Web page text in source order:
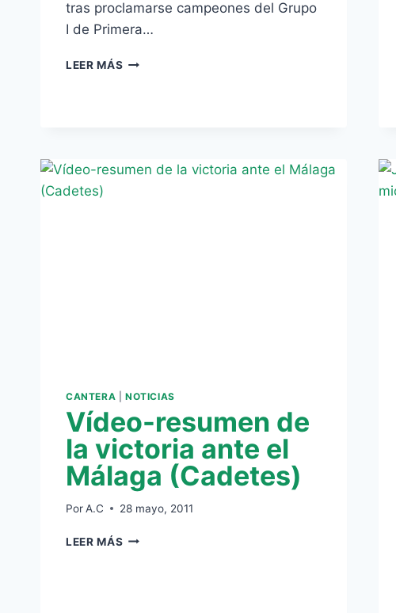
tras proclamarse campeones del Grupo
I de Primera…
LEER MÁS
LEY
CANTERA NOTICIAS
Vídeo-resumen de
la victoria ante el
Málaga (Cadetes)
PorA.C 28 mayo, 2011
LEER MÁS VÍDEO-